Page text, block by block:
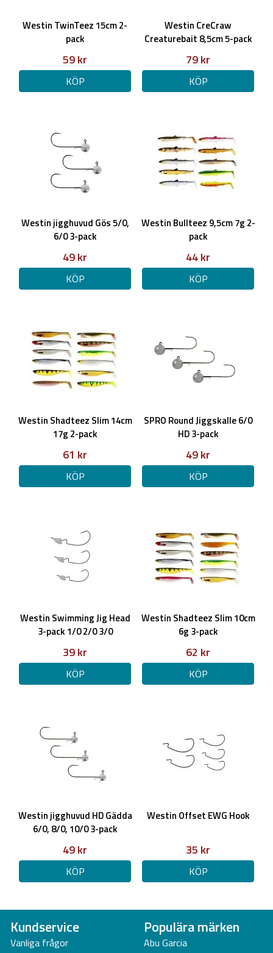
Westin TwinTeez 15cm 2-
pack
59 kr
KÖP
Westin CreCraw
Creaturebait 8,5cm 5-pack
79 kr
KÖP
Westin jigghuvud Gös 5/0,
6/0 3-pack
49 kr
KÖP
Westin Bullteez 9,5cm 7g 2-
pack
44 kr
KÖP
Westin Shadteez Slim 14cm
17g 2-pack
61 kr
KÖP
SPRO Round Jiggskalle 6/0
HD 3-pack
49 kr
KÖP
Westin Swimming Jig Head
3-pack 1/0 2/0 3/0
39 kr
KÖP
Westin Shadteez Slim 10cm
6g 3-pack
62 kr
KÖP
Westin jigghuvud HD Gädda
6/0, 8/0, 10/0 3-pack
49 kr
KÖP
Westin Offset EWG Hook
35 kr
KÖP
Kundservice
Vanliga frågor
Populära märken
Abu Garcia